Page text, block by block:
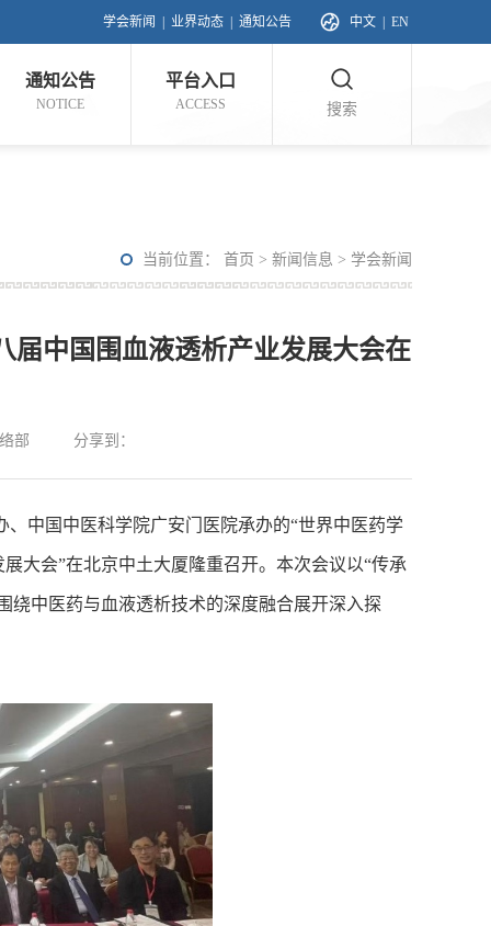
学会新闻 业界动态 通知公告 中文 EN
通知公告
NOTICE
平台入口
ACCESS 搜索
当前位置： 首页 > 新闻信息 > 学会新闻
届中国围血液透析产业发展大会在
部 分享到：
中国中医科学院广安门医院承办的“世界中医药学
大会”在北京中土大厦隆重召开。本次会议以“传承
绕中医药与血液透析技术的深度融合展开深入探